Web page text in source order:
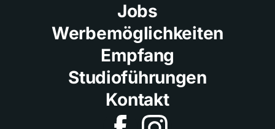
Jobs
Werbemöglichkeiten
Empfang
Studioführungen
Kontakt